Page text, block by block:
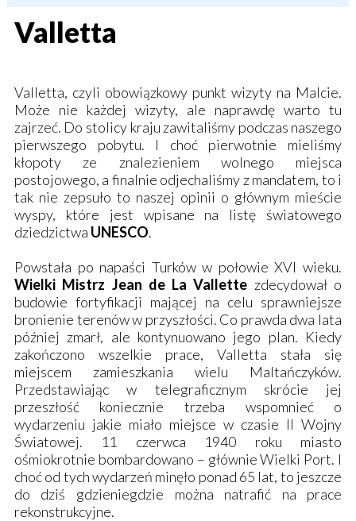
Valletta
Valletta, czyli obowiązkowy punkt wizyty na Malcie.
Może nie każdej wizyty, ale naprawdę warto tu
zajrzeć. Do stolicy kraju zawitaliśmy podczas naszego
pierwszego pobytu. I choć pierwotnie mieliśmy
kłopoty ze znalezieniem wolnego miejsca
postojowego, a finalnie odjechaliśmy z mandatem, to i
tak nie zepsuło to naszej opinii o głównym mieście
wyspy, które jest wpisane na listę światowego
dziedzictwa UNESCO.
Powstała po napaści Turków w połowie XVI wieku.
Wielki Mistrz Jean de La Vallette zdecydował o
budowie fortyfikacji mającej na celu sprawniejsze
bronienie terenów w przyszłości. Co prawda dwa lata
później zmarł, ale kontynuowano jego plan. Kiedy
zakończono wszelkie prace, Valletta stała się
miejscem zamieszkania wielu Maltańczyków.
Przedstawiając w telegraficznym skrócie jej
przeszłość koniecznie trzeba wspomnieć o
wydarzeniu jakie miało miejsce w czasie II Wojny
Światowej. 11 czerwca 1940 roku miasto
ośmiokrotnie bombardowano – głównie Wielki Port. I
choć od tych wydarzeń minęło ponad 65 lat, to jeszcze
do dziś gdzieniegdzie można natrafić na prace
rekonstrukcyjne.